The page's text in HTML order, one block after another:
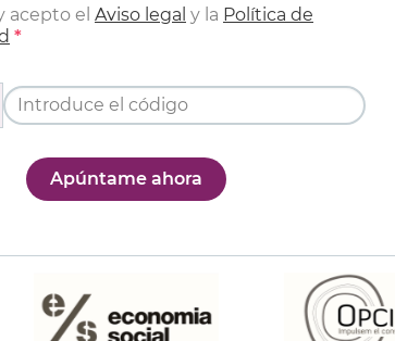
acepto el Aviso legal y la Política de
Apúntame ahora